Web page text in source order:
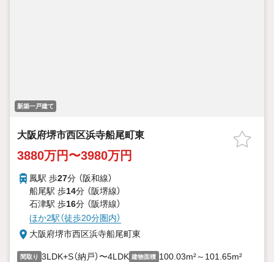
新築一戸建て
大阪府堺市西区浜寺船尾町東
3880万円〜3980万円
鳳駅 歩27分 （阪和線）
船尾駅 歩14分 （阪堺線）
石津駅 歩16分 （阪堺線）
ほか2駅（徒歩20分圏内）
大阪府堺市西区浜寺船尾町東
間取り 3LDK+S（納戸）〜4LDK 建物面積 100.03m²～101.65m²